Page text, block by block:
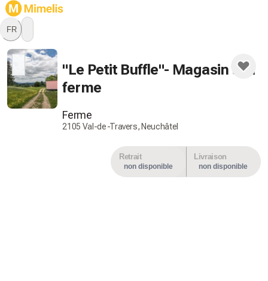
FR
ne propose par encore de
produits.
"Le Petit Buffle"- Magasin à la
ferme
Ferme
2105 Val-de-Travers, Neuchâtel
Retrait
non disponible
Livraison
non disponible